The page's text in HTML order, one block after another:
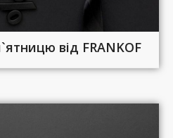
від FRANKOF